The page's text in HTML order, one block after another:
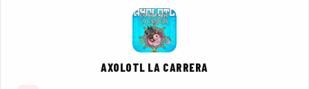
AXOLOTL LA CARRERA